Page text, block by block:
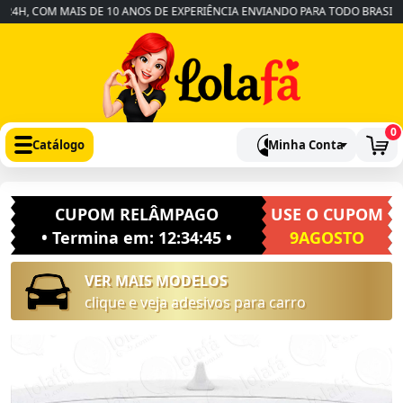
COM MAIS DE 10 ANOS DE EXPERIÊNCIA ENVIANDO PARA TODO BRASIL
Catálogo Minha Conta
0
CUPOM RELÂMPAGO
• Termina em: 12:34:44•
USE O CUPOM
9AGOSTO
VER MAIS MODELOS
clique e veja adesivos para carro